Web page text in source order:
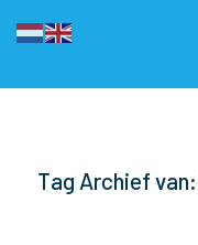
Tag Archief